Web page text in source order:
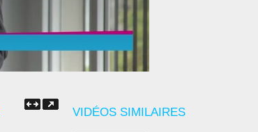
VIDÉOS SIMILAIRES